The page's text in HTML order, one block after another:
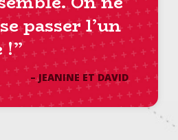
passer l’un
!”
– JEANINE ET DAVID